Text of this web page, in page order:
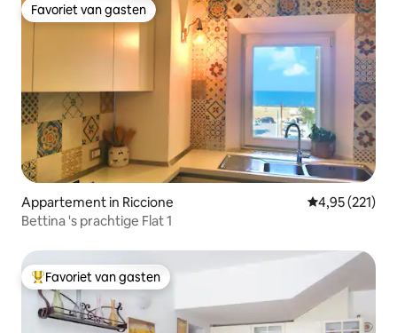
Favoriet van gasten
Favoriet van gasten
Appartement in Riccione Gemiddelde
4,95 (221)
Bettina 's prachtige Flat 1
Topfavoriet van gasten
Favoriet van gasten